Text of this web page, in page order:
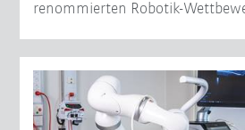
renommierten Robotik-